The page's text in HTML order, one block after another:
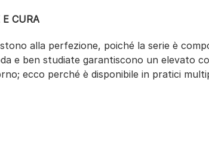
alla perfezione, poiché la serie è
e ben studiate garantiscono un elevato
ecco perché è disponibile in pratici
E CURA